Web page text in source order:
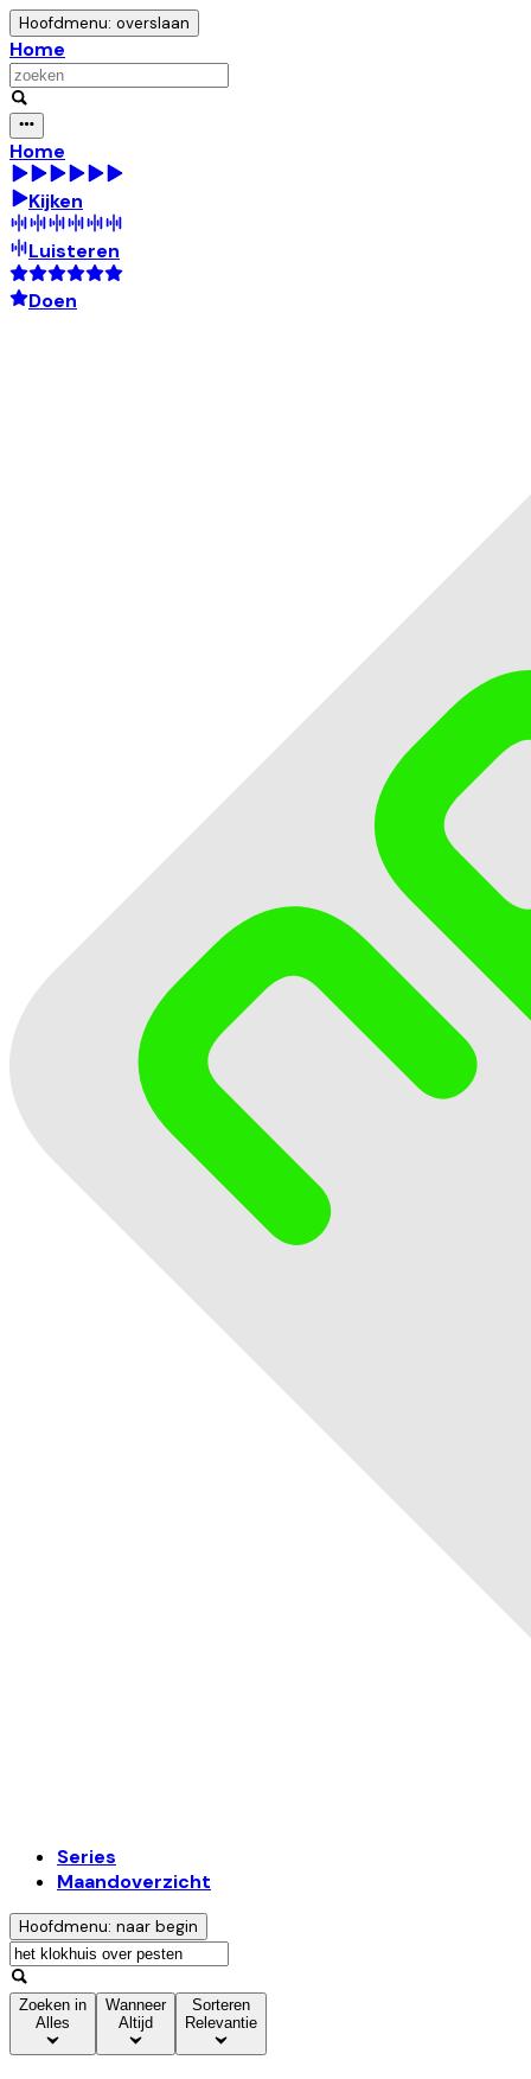
Hoofdmenu: overslaan
Home
Home
Kijken
Luisteren
Doen
Series
Maandoverzicht
Hoofdmenu: naar begin
Zoeken in
Alles
Wanneer
Altijd
Sorteren
Relevantie